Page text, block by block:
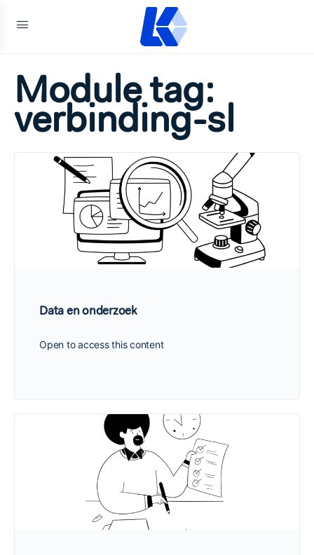
Module tag:
verbinding-sl
Data en onderzoek
Open to access this content